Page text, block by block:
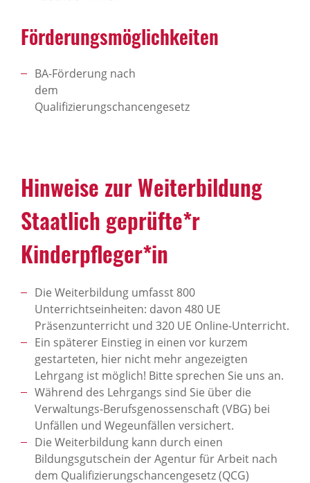
Förderungsmöglichkeiten
BA-Förderung nach
dem
Qualifizierungschancengesetz
Hinweise zur Weiterbildung
Staatlich geprüfte*r
Kinderpfleger*in
Die Weiterbildung umfasst 800
Unterrichtseinheiten: davon 480 UE
Präsenzunterricht und 320 UE Online-Unterricht.
Ein späterer Einstieg in einen vor kurzem
gestarteten, hier nicht mehr angezeigten
Lehrgang ist möglich! Bitte sprechen Sie uns an.
Während des Lehrgangs sind Sie über die
Verwaltungs-Berufsgenossenschaft (VBG) bei
Unfällen und Wegeunfällen versichert.
Die Weiterbildung kann durch einen
Bildungsgutschein der Agentur für Arbeit nach
dem Qualifizierungschancengesetz (QCG)